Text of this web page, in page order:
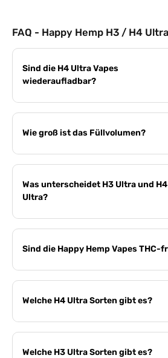
FAQ - Happy Hemp H3 / H4
Sind die H4 Ultra Vapes
wiederaufladbar?
Wie groß ist das Füllvolumen?
Was unterscheidet H3 Ultra und H4
Ultra?
Sind die Happy Hemp Vapes THC-
Welche H4 Ultra Sorten gibt es?
Welche H3 Ultra Sorten gibt es?